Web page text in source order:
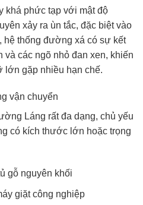
khá phức tạp với mật độ
xảy ra ùn tắc, đặc biệt vào
hệ thống đường xá có sự kết
các ngõ nhỏ đan xen, khiến
lớn gặp nhiều hạn chế.
vận chuyển
Láng rất đa dạng, chủ yếu
có kích thước lớn hoặc trọng
gỗ nguyên khối
giặt công nghiệp